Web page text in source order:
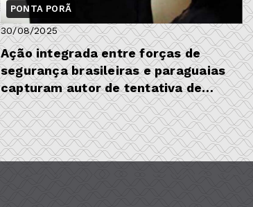
PONTA PORÃ
30/08/2025
Ação integrada entre forças de
segurança brasileiras e paraguaias
capturam autor de tentativa de
feminicídio na front...